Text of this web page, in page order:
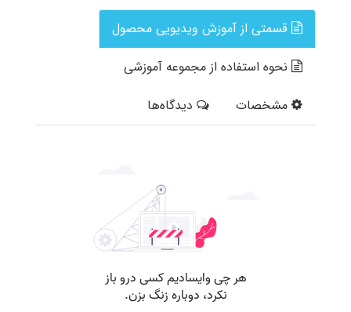
قسمتی از آموزش ویدیویی محصول
نحوه استفاده از مجموعه آموزشی
مشخصات
دیدگاه‌ها